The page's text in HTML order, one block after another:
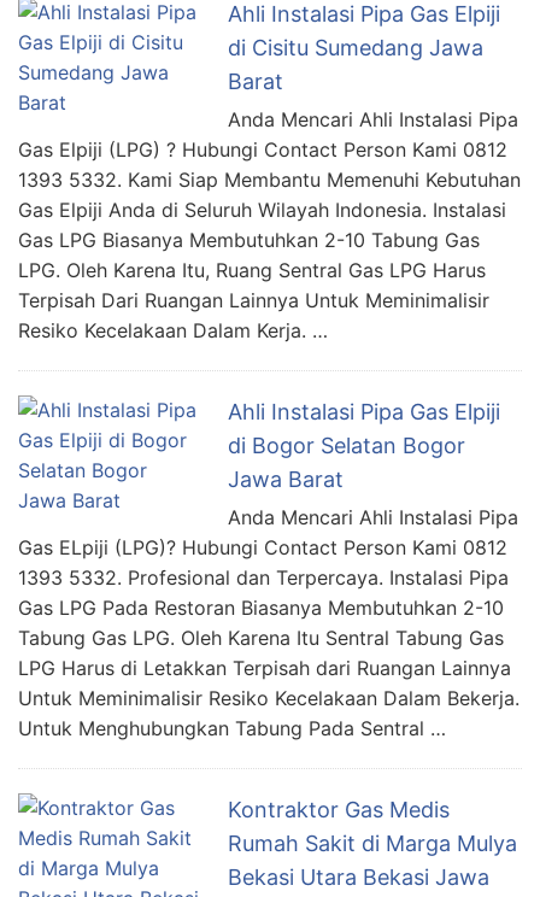
Ahli Instalasi Pipa Gas Elpiji
di Cisitu Sumedang Jawa
Barat
Anda Mencari Ahli Instalasi Pipa
Gas Elpiji (LPG) ? Hubungi Contact Person Kami 0812
1393 5332. Kami Siap Membantu Memenuhi Kebutuhan
Gas Elpiji Anda di Seluruh Wilayah Indonesia. Instalasi
Gas LPG Biasanya Membutuhkan 2-10 Tabung Gas
LPG. Oleh Karena Itu, Ruang Sentral Gas LPG Harus
Terpisah Dari Ruangan Lainnya Untuk Meminimalisir
Resiko Kecelakaan Dalam Kerja. …
Ahli Instalasi Pipa Gas Elpiji
di Bogor Selatan Bogor
Jawa Barat
Anda Mencari Ahli Instalasi Pipa
Gas ELpiji (LPG)? Hubungi Contact Person Kami 0812
1393 5332. Profesional dan Terpercaya. Instalasi Pipa
Gas LPG Pada Restoran Biasanya Membutuhkan 2-10
Tabung Gas LPG. Oleh Karena Itu Sentral Tabung Gas
LPG Harus di Letakkan Terpisah dari Ruangan Lainnya
Untuk Meminimalisir Resiko Kecelakaan Dalam Bekerja.
Untuk Menghubungkan Tabung Pada Sentral …
Kontraktor Gas Medis
Rumah Sakit di Marga Mulya
Bekasi Utara Bekasi Jawa